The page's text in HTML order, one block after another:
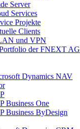
Server
Services
Projekte
Clients
und VPN
der FNEXT AG
Dynamics NAV
Business One
Business ByDesign